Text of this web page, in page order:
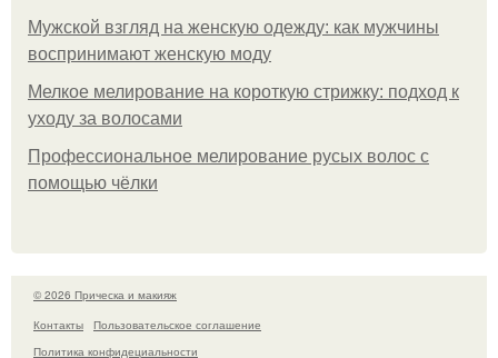
Мужской взгляд на женскую одежду: как мужчины
воспринимают женскую моду
Мелкое мелирование на короткую стрижку: подход к
уходу за волосами
Профессиональное мелирование русых волос с
помощью чёлки
© 2026 Прическа и макияж
Контакты
Пользовательское соглашение
Политика конфидециальности